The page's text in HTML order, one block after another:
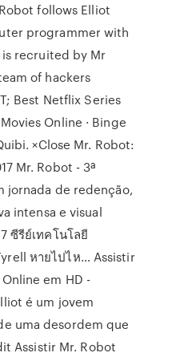
follows Elliot
programmer with
recruited by Mr
of hackers
Best Netflix Series
Online · Binge
×Close Mr. Robot:
Mr. Robot - 3ª
jornada de redenção,
intensa e visual
ซีรีย์เทคโนโลยี
หายไปไห… Assistir
em HD -
é um jovem
uma desordem que
Assistir Mr. Robot